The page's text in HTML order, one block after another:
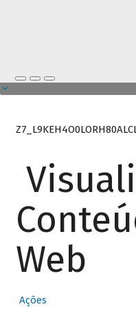
Web
Ações